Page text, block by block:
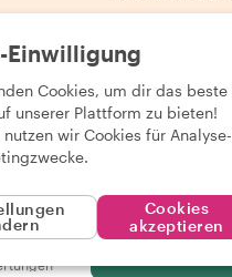
| Datenschutzerklärung
Seitenübersicht
Einwilligung
Cookies, um dir das beste
unserer Plattform zu bieten!
nutzen wir Cookies für Analyse-
Cookies
akzeptieren